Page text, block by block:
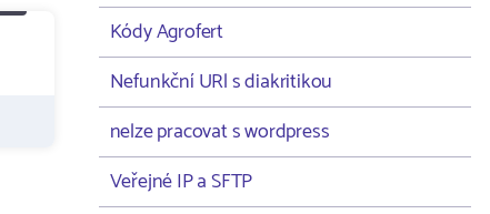
Kódy Agrofert
Nefunkční URl s diakritikou
nelze pracovat s wordpress
Veřejné IP a SFTP